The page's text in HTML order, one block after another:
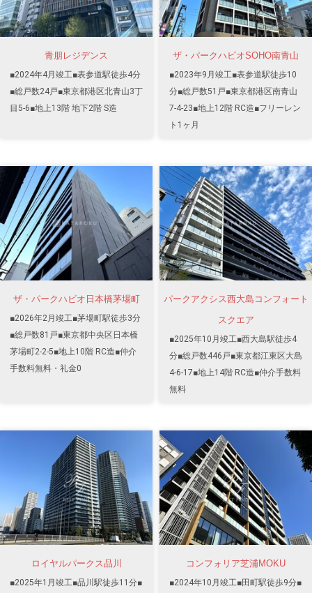
青朋レジデンス
■2024年4月竣工■表参道駅徒歩4分
■総戸数24戸■東京都港区北青山3丁
目5-6■地上13階 地下2階 S造
ザ・パークハビオSOHO南青山
■2023年9月竣工■表参道駅徒歩10
分■総戸数51戸■東京都港区南青山
7-4-23■地上12階 RC造■フリーレン
ト1ヶ月
ザ・パークハビオ日本橋茅場町
■2026年2月竣工■茅場町駅徒歩3分
■総戸数81戸■東京都中央区日本橋
茅場町2-2-5■地上10階 RC造■仲介
手数料無料・礼金0
パークアクシス西大島コンフォート
スクエア
■2025年10月竣工■西大島駅徒歩4
分■総戸数446戸■東京都江東区大島
4-6-17■地上14階 RC造■仲介手数料
無料
ロイヤルパークス品川
■2025年1月竣工■品川駅徒歩11分■
コンフォリア芝浦MOKU
■2024年10月竣工■田町駅徒歩9分■